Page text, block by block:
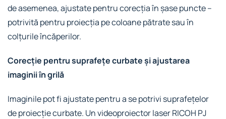
de asemenea, ajustate pentru corecția în șase puncte –
potrivită pentru proiecția pe coloane pătrate sau în
colțurile încăperilor.
Corecție pentru suprafețe curbate și ajustarea
imaginii în grilă
Imaginile pot fi ajustate pentru a se potrivi suprafețelor
de proiecție curbate. Un videoproiector laser RICOH PJ